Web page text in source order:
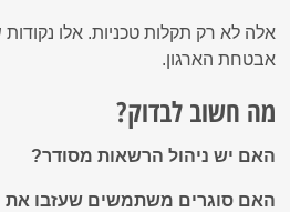
אלה לא רק תקלות טכניות. אלו
אבטחת הארגון.
מה חשוב לבדוק?
האם יש ניהול הרשאות מסודר?
האם סוגרים משתמשים שעזבו את